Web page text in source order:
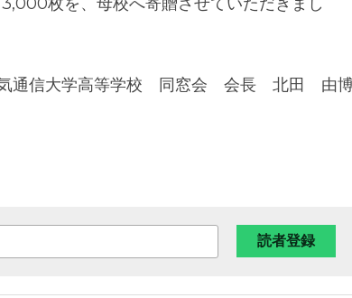
枚を、母校へ寄贈させていただきまし
通信大学高等学校　同窓会　会長　北田　由博
読者登録